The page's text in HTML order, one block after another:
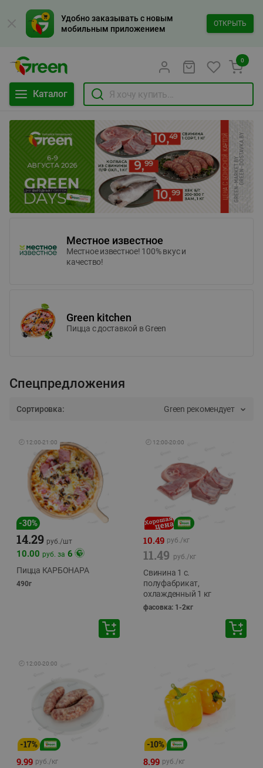
Удобно заказывать с новым
мобильным приложением
ОТКРЫТЬ
Каталог
0
Местное известное
Местное известное! 100% вкус и
качество!
Green kitchen
Пицца c доставкой в Green
Спецпредложения
Сортировка: Green рекомендует
🕘 12:00-21:00
-30%
14.29 руб./шт
10.00 руб. за 6
Пицца КАРБОНАРА
490г
🕘 12:00-20:00
10.49 руб./кг
11.49 руб./кг
Свинина 1 с.
полуфабрикат,
охлажденный 1 кг
фасовка: 1-2кг
🕘 12:00-20:00
-17%
9.99 руб./кг
-10%
8.99 руб./кг